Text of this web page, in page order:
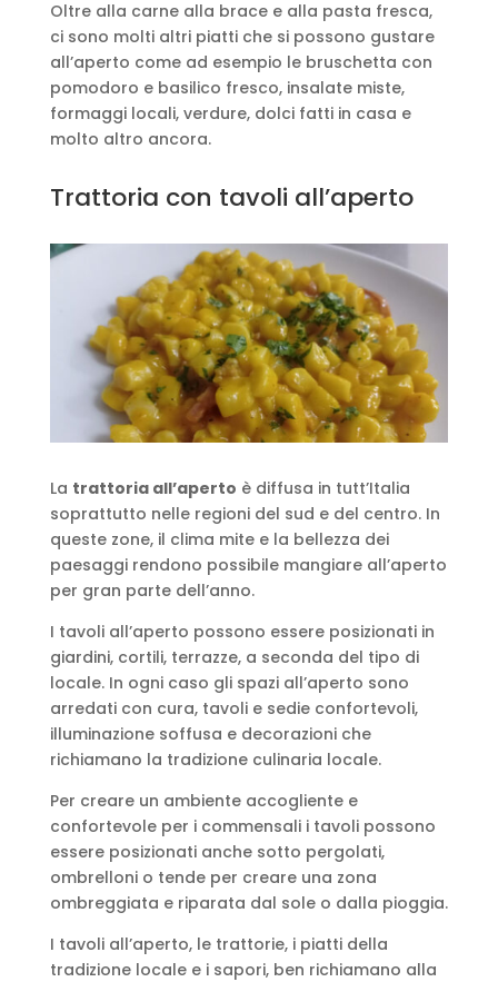
Oltre alla carne alla brace e alla pasta fresca,
ci sono molti altri piatti che si possono gustare
all’aperto come ad esempio le bruschetta con
pomodoro e basilico fresco, insalate miste,
formaggi locali, verdure, dolci fatti in casa e
molto altro ancora.
Trattoria con tavoli all’aperto
La trattoria all’aperto è diffusa in tutt’Italia
soprattutto nelle regioni del sud e del centro. In
queste zone, il clima mite e la bellezza dei
paesaggi rendono possibile mangiare all’aperto
per gran parte dell’anno.
I tavoli all’aperto possono essere posizionati in
giardini, cortili, terrazze, a seconda del tipo di
locale. In ogni caso gli spazi all’aperto sono
arredati con cura, tavoli e sedie confortevoli,
illuminazione soffusa e decorazioni che
richiamano la tradizione culinaria locale.
Per creare un ambiente accogliente e
confortevole per i commensali i tavoli possono
essere posizionati anche sotto pergolati,
ombrelloni o tende per creare una zona
ombreggiata e riparata dal sole o dalla pioggia.
I tavoli all’aperto, le trattorie, i piatti della
tradizione locale e i sapori, ben richiamano alla